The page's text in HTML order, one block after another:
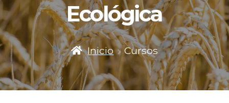
Ecológica
Inicio Cursos